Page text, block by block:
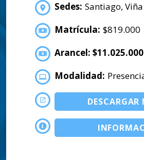
Sedes: Santiago,
Matrícula: $819.000
Arancel: $11.025.000
Modalidad: